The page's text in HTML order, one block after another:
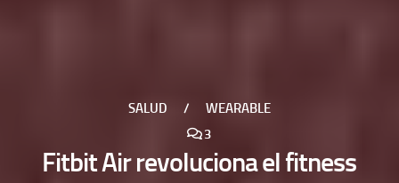
SALUD /
WEARABLE
3
Fitbit Air revoluciona el fitness